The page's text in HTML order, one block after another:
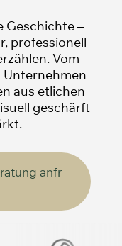
Geschichte –
professionell
Vom
aus etlichen
geschärft
ratung anfr